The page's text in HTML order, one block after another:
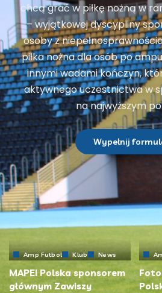
chcą grać w piłkę nożną w
– wyjątkowej dyscypliny
osoby z
piłka nożna dla osób po
innymi wadami kończyn,
aktywnego uczestnictwa w
na najwyższym
Wypełnij
Amp Futbol Klub News
MAPEI Polska sponsorem
głównym Zawiszy